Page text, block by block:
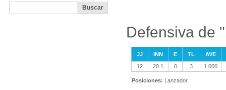
Defensiva de
JJ INN E TL
AVE
12
20.1 0 3 1.000
Posiciones: Lanzador